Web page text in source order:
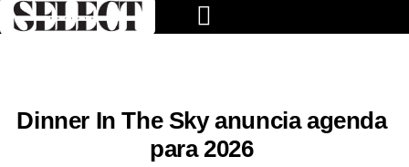
Dinner In The Sky anuncia agenda
para 2026